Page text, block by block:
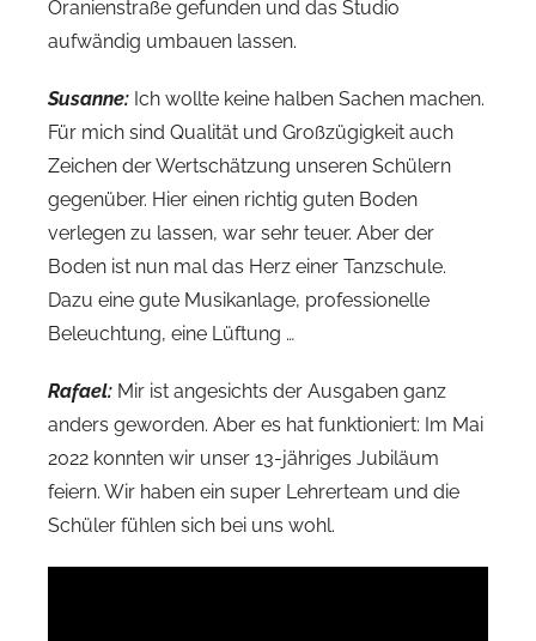
Oranienstraße gefunden und das Studio
aufwändig umbauen lassen.
Susanne: Ich wollte keine halben Sachen machen.
Für mich sind Qualität und Großzügigkeit auch
Zeichen der Wertschätzung unseren Schülern
gegenüber. Hier einen richtig guten Boden
verlegen zu lassen, war sehr teuer. Aber der
Boden ist nun mal das Herz einer Tanzschule.
Dazu eine gute Musikanlage, professionelle
Beleuchtung, eine Lüftung …
Rafael: Mir ist angesichts der Ausgaben ganz
anders geworden. Aber es hat funktioniert: Im Mai
2022 konnten wir unser 13-jähriges Jubiläum
feiern. Wir haben ein super Lehrerteam und die
Schüler fühlen sich bei uns wohl.